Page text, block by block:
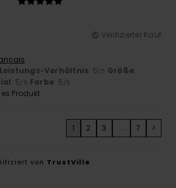
Verifizierter Kauf
Verhältnis: 5/5 Größe:
: 5/5 Farbe: 5/5
Produkt
1 2 3 ... 7 >
von TrustVille